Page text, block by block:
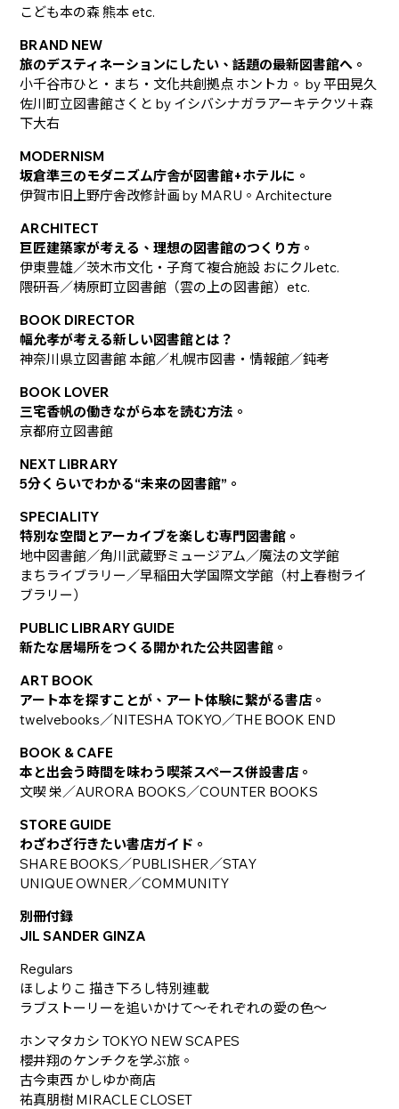
こども本の森 熊本 etc.
BRAND NEW
旅のデスティネーションにしたい、話題の最新図書館へ。
小千谷市ひと・まち・文化共創拠点 ホントカ。 by 平田晃久
佐川町立図書館さくと by イシバシナガラアーキテクツ＋森
下大右
MODERNISM
坂倉準三のモダニズム庁舎が図書館+ホテルに。
伊賀市旧上野庁舎改修計画 by MARU。Architecture
ARCHITECT
巨匠建築家が考える、理想の図書館のつくり方。
伊東豊雄／茨木市文化・子育て複合施設 おにクルetc.
隈研吾／梼原町立図書館（雲の上の図書館）etc.
BOOK DIRECTOR
幅允孝が考える新しい図書館とは？
神奈川県立図書館 本館／札幌市図書・情報館／鈍考
BOOK LOVER
三宅香帆の働きながら本を読む方法。
京都府立図書館
NEXT LIBRARY
5分くらいでわかる“未来の図書館”。
SPECIALITY
特別な空間とアーカイブを楽しむ専門図書館。
地中図書館／角川武蔵野ミュージアム／魔法の文学館
まちライブラリー／早稲田大学国際文学館（村上春樹ライ
ブラリー）
PUBLIC LIBRARY GUIDE
新たな居場所をつくる開かれた公共図書館。
ART BOOK
アート本を探すことが、アート体験に繋がる書店。
twelvebooks／NITESHA TOKYO／THE BOOK END
BOOK & CAFE
本と出会う時間を味わう喫茶スペース併設書店。
文喫 栄／AURORA BOOKS／COUNTER BOOKS
STORE GUIDE
わざわざ行きたい書店ガイド。
SHARE BOOKS／PUBLISHER／STAY
UNIQUE OWNER／COMMUNITY
別冊付録
JIL SANDER GINZA
Regulars
ほしよりこ 描き下ろし特別連載
ラブストーリーを追いかけて～それぞれの愛の色～
ホンマタカシ TOKYO NEW SCAPES
櫻井翔のケンチクを学ぶ旅。
古今東西 かしゆか商店
祐真朋樹 MIRACLE CLOSET